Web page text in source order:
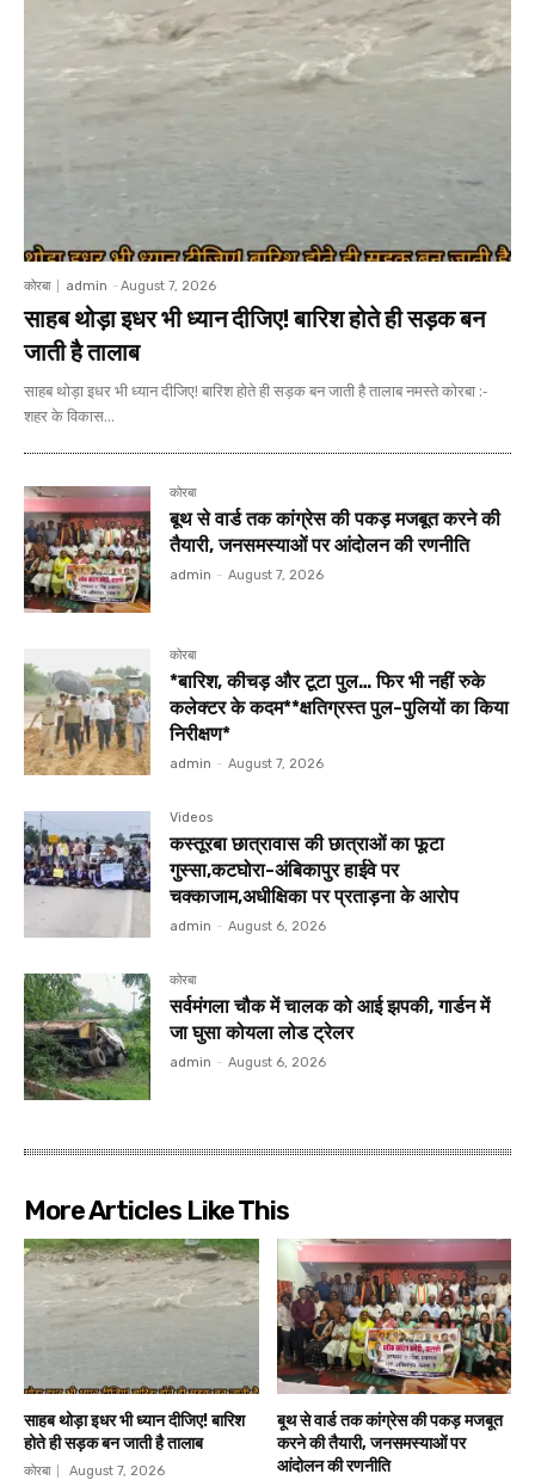
कोरबा admin - August 7, 2026
साहब थोड़ा इधर भी ध्यान दीजिए! बारिश होते ही सड़क बन
जाती है तालाब
साहब थोड़ा इधर भी ध्यान दीजिए! बारिश होते ही सड़क बन जाती है तालाब नमस्ते कोरबा :-
शहर के विकास...
कोरबा
बूथ से वार्ड तक कांग्रेस की पकड़ मजबूत करने की
तैयारी, जनसमस्याओं पर आंदोलन की रणनीति
admin - August 7, 2026
कोरबा
*बारिश, कीचड़ और टूटा पुल… फिर भी नहीं रुके
कलेक्टर के कदम**क्षतिग्रस्त पुल-पुलियों का किया
निरीक्षण*
admin - August 7, 2026
Videos
कस्तूरबा छात्रावास की छात्राओं का फूटा
गुस्सा,कटघोरा-अंबिकापुर हाईवे पर
चक्काजाम,अधीक्षिका पर प्रताड़ना के आरोप
admin - August 6, 2026
कोरबा
सर्वमंगला चौक में चालक को आई झपकी, गार्डन में
जा घुसा कोयला लोड ट्रेलर
admin - August 6, 2026
More Articles Like This
साहब थोड़ा इधर भी ध्यान दीजिए! बारिश
होते ही सड़क बन जाती है तालाब
कोरबा August 7, 2026
बूथ से वार्ड तक कांग्रेस की पकड़ मजबूत
करने की तैयारी, जनसमस्याओं पर
आंदोलन की रणनीति